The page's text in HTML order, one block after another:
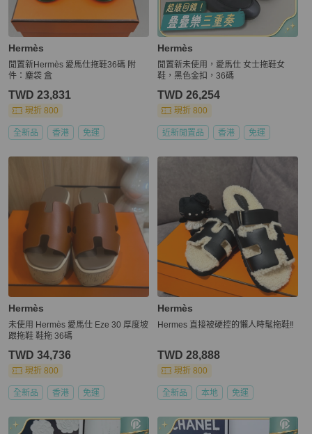
Hermès
閒置新Hermès 愛馬仕拖鞋36碼 附
件：塵袋 盒
TWD 23,831
現折 800
全新品 香港 免運
Hermès
閒置新未使用，愛馬仕 女士拖鞋女
鞋，黑色金扣，36碼
TWD 26,254
現折 800
近新閒置品 香港 免運
Hermès
未使用 Hermès 愛馬仕 Eze 30 厚度坡
跟拖鞋 鞋拖 36碼
TWD 34,736
現折 800
全新品 香港 免運
Hermès
Hermes 直接被硬控的懶人時髦拖鞋‼️
TWD 28,888
現折 800
全新品 本地 免運